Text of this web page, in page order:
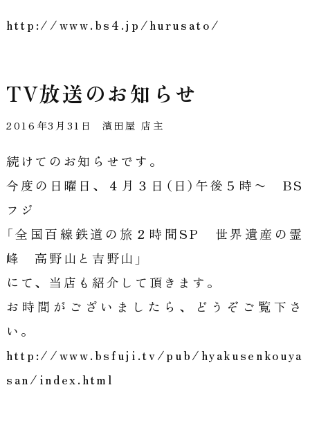
http://www.bs4.jp/hurusato/
TV放送のお知らせ
2016年3月31日 濱田屋 店主
続けてのお知らせです。
今度の日曜日、４月３日（日）午後５時〜 BS
フジ
「全国百線鉄道の旅２時間SP 世界遺産の霊
峰 高野山と吉野山」
にて、当店も紹介して頂きます。
お時間がございましたら、どうぞご覧下さ
い。
http://www.bsfuji.tv/pub/hyakusenkouya
san/index.html